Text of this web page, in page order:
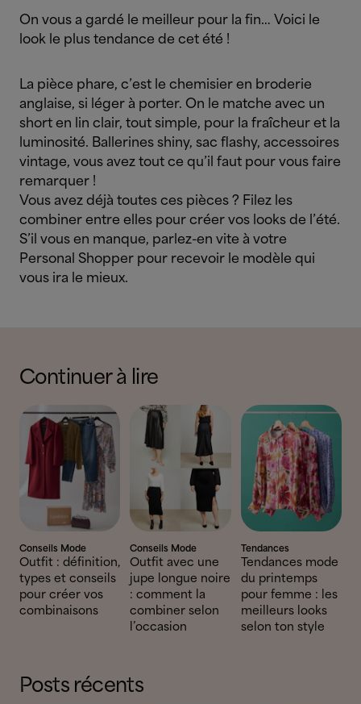
On vous a gardé le meilleur pour la fin… Voici le
look le plus tendance de cet été !
La pièce phare, c’est le chemisier en broderie
anglaise, si léger à porter. On le matche avec un
short en lin clair, tout simple, pour la fraîcheur et la
luminosité. Ballerines shiny, sac flashy, accessoires
vintage, vous avez tout ce qu’il faut pour vous faire
remarquer !
Vous avez déjà toutes ces pièces ? Filez les
combiner entre elles pour créer vos looks de l’été.
S’il vous en manque, parlez-en vite à votre
Personal Shopper pour recevoir le modèle qui
vous ira le mieux.
Continuer à lire
Conseils Mode
Outfit : définition,
types et conseils
pour créer vos
combinaisons
Conseils Mode
Outfit avec une
jupe longue noire
: comment la
combiner selon
l’occasion
Tendances
Tendances mode
du printemps
pour femme : les
meilleurs looks
selon ton style
Posts récents